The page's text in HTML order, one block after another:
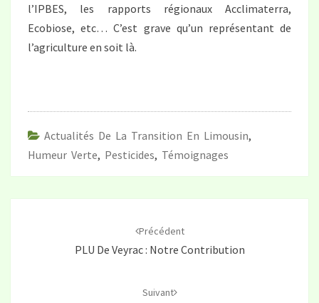
l’IPBES, les rapports régionaux Acclimaterra,
Ecobiose, etc… C’est grave qu’un représentant de
l’agriculture en soit là.
Actualités De La Transition En Limousin,
Humeur Verte, Pesticides, Témoignages
Précédent
PLU De Veyrac : Notre Contribution
Suivant